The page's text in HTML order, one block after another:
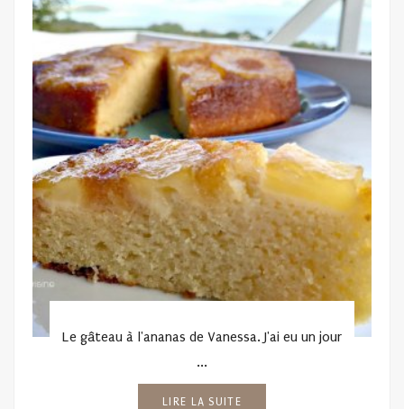
Le gâteau à l'ananas de Vanessa. J'ai eu un jour
...
LIRE LA SUITE